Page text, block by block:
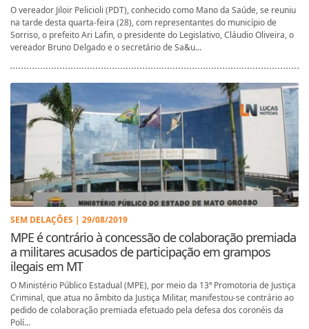
O vereador Jiloir Pelicioli (PDT), conhecido como Mano da Saúde, se reuniu
na tarde desta quarta-feira (28), com representantes do município de
Sorriso, o prefeito Ari Lafin, o presidente do Legislativo, Cláudio Oliveira, o
vereador Bruno Delgado e o secretário de Sa&u...
SEM DELAÇÕES | 29/08/2019
MPE é contrário à concessão de colaboração premiada
a militares acusados de participação em grampos
ilegais em MT
O Ministério Público Estadual (MPE), por meio da 13ª Promotoria de Justiça
Criminal, que atua no âmbito da Justiça Militar, manifestou-se contrário ao
pedido de colaboração premiada efetuado pela defesa dos coronéis da
Polí...